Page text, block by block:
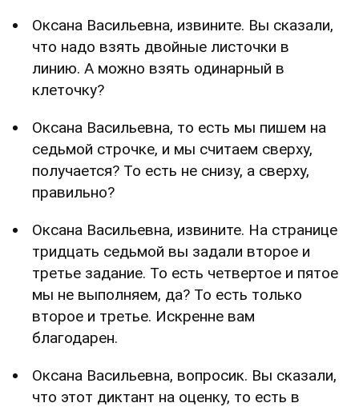
Оксана Васильевна, извините. Вы сказали,
что надо взять двойные листочки в
линию. А можно взять одинарный в
клеточку?
Оксана Васильевна, то есть мы пишем на
седьмой строчке, и мы считаем сверху,
получается? То есть не снизу, а сверху,
правильно?
Оксана Васильевна, извините. На странице
тридцать седьмой вы задали второе и
третье задание. То есть четвертое и пятое
мы не выполняем, да? То есть только
второе и третье. Искренне вам
благодарен.
Оксана Васильевна, вопросик. Вы сказали,
что этот диктант на оценку, то есть в